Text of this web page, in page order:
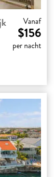
Vanaf
$156
per nacht